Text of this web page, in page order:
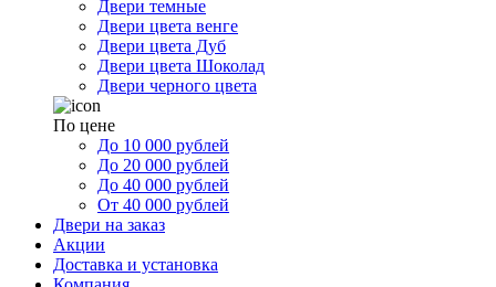
Двери темные
Двери цвета венге
Двери цвета Дуб
Двери цвета Шоколад
Двери черного цвета
По цене
До 10 000 рублей
До 20 000 рублей
До 40 000 рублей
От 40 000 рублей
Двери на заказ
Акции
Доставка и установка